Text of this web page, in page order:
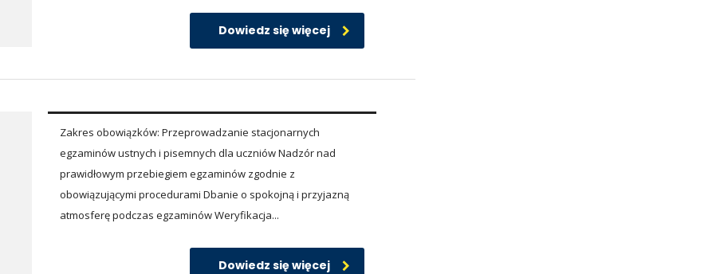
Dowiedz się więcej
Zakres obowiązków: Przeprowadzanie stacjonarnych
egzaminów ustnych i pisemnych dla uczniów Nadzór nad
prawidłowym przebiegiem egzaminów zgodnie z
obowiązującymi procedurami Dbanie o spokojną i przyjazną
atmosferę podczas egzaminów Weryfikacja...
Dowiedz się więcej